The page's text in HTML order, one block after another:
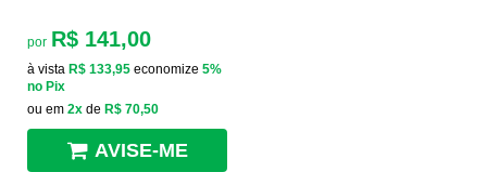
por R$ 141,00
à vista R$ 133,95 economize 5%
no Pix
ou em 2x de R$ 70,50
AVISE-ME